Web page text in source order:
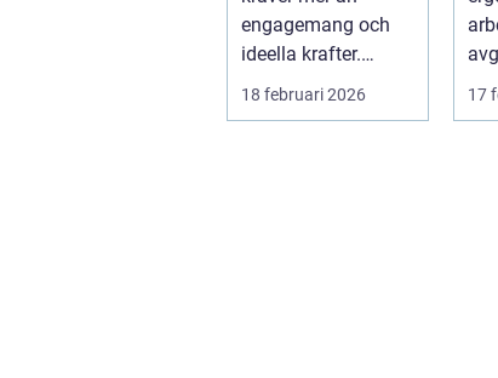
engagemang och
ideella krafter.
Träningshallar ska
18 februari 2026 17